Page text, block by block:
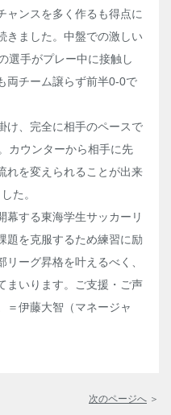
ャンスを多く作るも得点に
きました。中盤での激しい
選手がプレー中に接触し
両チーム譲らず前半0-0で
、完全に相手のペースで
カウンターから相手に先
れを変えられることが出来
た。
する東海学生サッカーリ
題を克服するため練習に励
ーグ昇格を叶えるべく、
まいります。ご支援・ご声
＝伊藤大智（マネージャ
次のページへ ＞